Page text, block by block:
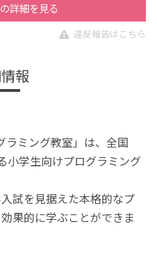
詳細を見る
違反報告はこちら
報
ラミング教室」は、全国
小学生向けプログラミング
試を見据えた本格的なプ
果的に学ぶことができま